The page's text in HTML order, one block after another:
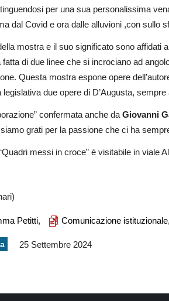
per una sua personalissima
dal Covid e ora dalle alluvioni ,con sullo
mostra e il suo significato sono affidati
di due linee che si incrociano ad
Questa mostra espone opere
due opere di D’Augusta,
confermata anche da Giovanni
grati per la passione che ci ha
messi in croce” è visitabile in viale
Petitti, Comunicazione istituzionale,
25 Settembre 2024